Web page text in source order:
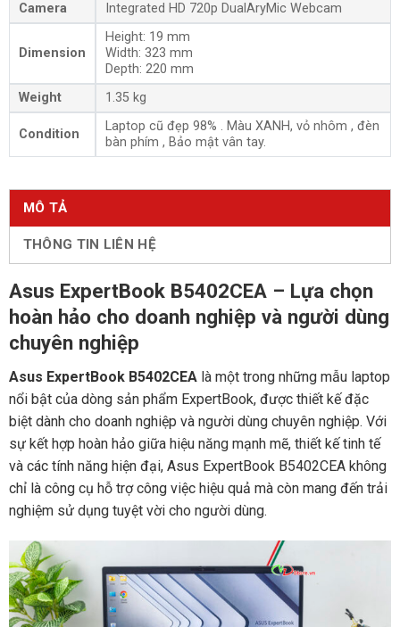
MÔ TẢ
THÔNG TIN LIÊN HỆ
Asus ExpertBook B5402CEA – Lựa chọn
hoàn hảo cho doanh nghiệp và người dùng
chuyên nghiệp
Asus ExpertBook B5402CEAlà một trong những mẫu laptop
nổi bật của dòng sản phẩm ExpertBook, được thiết kế đặc
biệt dành cho doanh nghiệp và người dùng chuyên nghiệp. Với
sự kết hợp hoàn hảo giữa hiệu năng mạnh mẽ, thiết kế tinh tế
và các tính năng hiện đại, Asus ExpertBook B5402CEA không
chỉ là công cụ hỗ trợ công việc hiệu quả mà còn mang đến trải
nghiệm sử dụng tuyệt vời cho người dùng.
Camera
Integrated HD 720p DualAryMic Webcam
Dimension
Height: 19 mm
Width: 323 mm
Depth: 220 mm
Weight
1.35 kg
Condition
Laptop cũ đẹp 98% . Màu XANH, vỏ nhôm , đèn
bàn phím , Bảo mật vân tay.